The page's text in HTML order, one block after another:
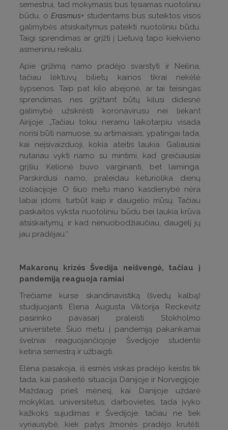
semestrui, tad mokymasis bus tęsiamas nuotoliniu
būdu, o Erasmus+ studentams bus suteiktos visos
galimybės atsiskaitymus pateikti nuotoliniu būdu.
Taigi sprendimas ar grįžti į Lietuvą tapo kiekvieno
asmeniniu reikalu.
Apie grįžimą namo pradėjo svarstyti ir Neilina,
tačiau lėktuvų bilietų kainos tikrai nekėlė
šypsenos. Taip pat kilo abejonė, ar tai teisingas
sprendimas, nes grįžtant būtų kilusi didesnė
galimybė užsikrėsti koronavirusu nei liekant
Airijoje: „Tačiau tokiu neramu laikotarpiu visada
norisi būti namuose, su artimaisiais, ypatingai tada,
kai neįsivaizduoji, kokia ateitis laukia. Galiausiai
nutariau vykti namo su mintimi, kad greičiausiai
grįšiu. Kelionė buvo varginanti, bet laiminga.
Parskirdusi namo, praleidau keturiolika dienų
izoliacijoje. O šiuo metu mano kasdienybė nėra
labai įdomi, turbūt kaip ir daugelio mūsų. Tačiau
paskaitos vyksta nuotoliniu būdu bei laukia krūva
atsiskaitymų, ir kad nenuobodžiaučiau, daugelį jų
jau pradėjau.“
Makaronų krizės Švedija neišvengė, tačiau į
pandemiją reaguoja ramiai
Trečiame kurse skandinavistiką (švedų kalbą)
studijuojanti Elena Augusta Viktorija Reckevitz
pasirinko pavasarį praleisti Stokholmo
universitete. Šiuo metu į pandemiją pakankamai
švelniai reaguojančiojoje Švedijoje studentė
ketina semestrą ir užbaigti.
Elena pasakoja, iš esmės viskas pradėjo keistis tik
tada, kai pasikeitė situacija Danijoje ir Norvegijoje.
Maždaug prieš mėnesį, kai Danijoje uždarė
mokyklas, universitetus, darbovietes, tada įvyko
kažkoks sujudimas ir Švedijoje, tačiau ne tiek
vyriausybė, kiek patys žmonės pradėjo krutėti: